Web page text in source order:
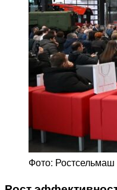
Фото: Ростсельмаш